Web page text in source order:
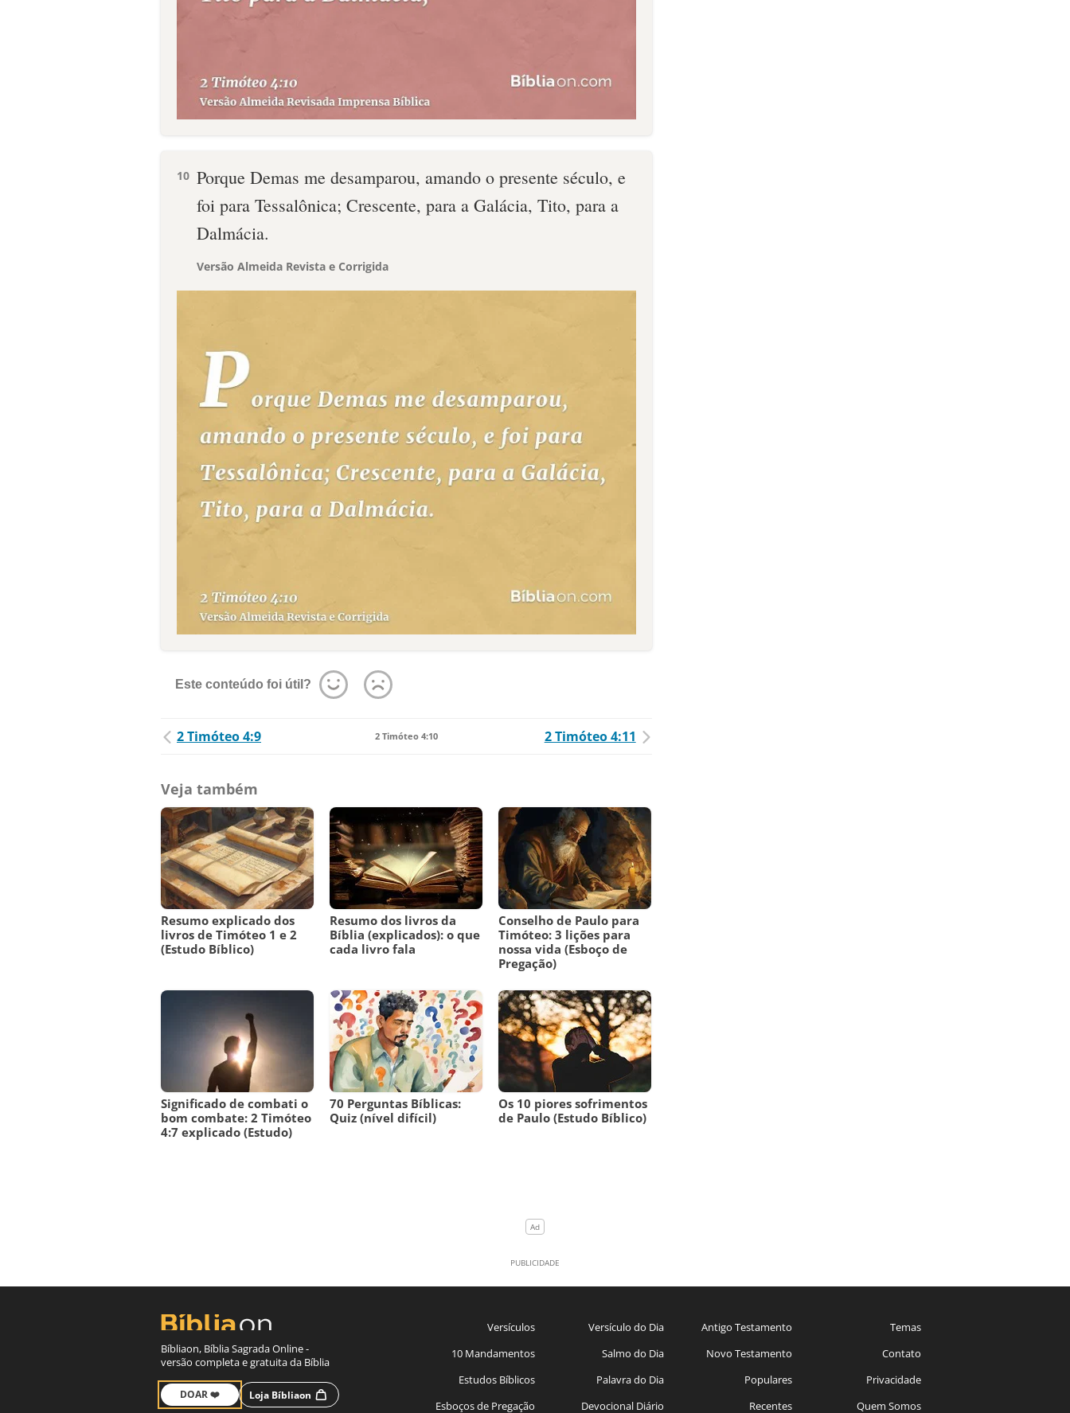
10 Porque Demas me desamparou, amando o presente século, e
foi para Tessalônica; Crescente, para a Galácia, Tito, para a
Dalmácia.
Versão Almeida Revista e Corrigida
Este conteúdo foi útil?
2 Timóteo 4:9 2 Timóteo 4:10 2 Timóteo 4:11
Veja também
Resumo explicado dos
livros de Timóteo 1 e 2
(Estudo Bíblico)
Resumo dos livros da
Bíblia (explicados): o que
cada livro fala
Conselho de Paulo para
Timóteo: 3 lições para
nossa vida (Esboço de
Pregação)
Significado de combati o
bom combate: 2 Timóteo
4:7 explicado (Estudo)
70 Perguntas Bíblicas:
Quiz (nível difícil)
Os 10 piores sofrimentos
de Paulo (Estudo Bíblico)
Bíbliaon, Bíblia Sagrada Online -
versão completa e gratuita da Bíblia
DOAR ❤️ Loja Bíbliaon
Versículos
10 Mandamentos
Estudos Bíblicos
Esboços de Pregação
Versículo do Dia
Salmo do Dia
Palavra do Dia
Devocional Diário
Antigo Testamento
Novo Testamento
Populares
Recentes
Temas
Contato
Privacidade
Quem Somos